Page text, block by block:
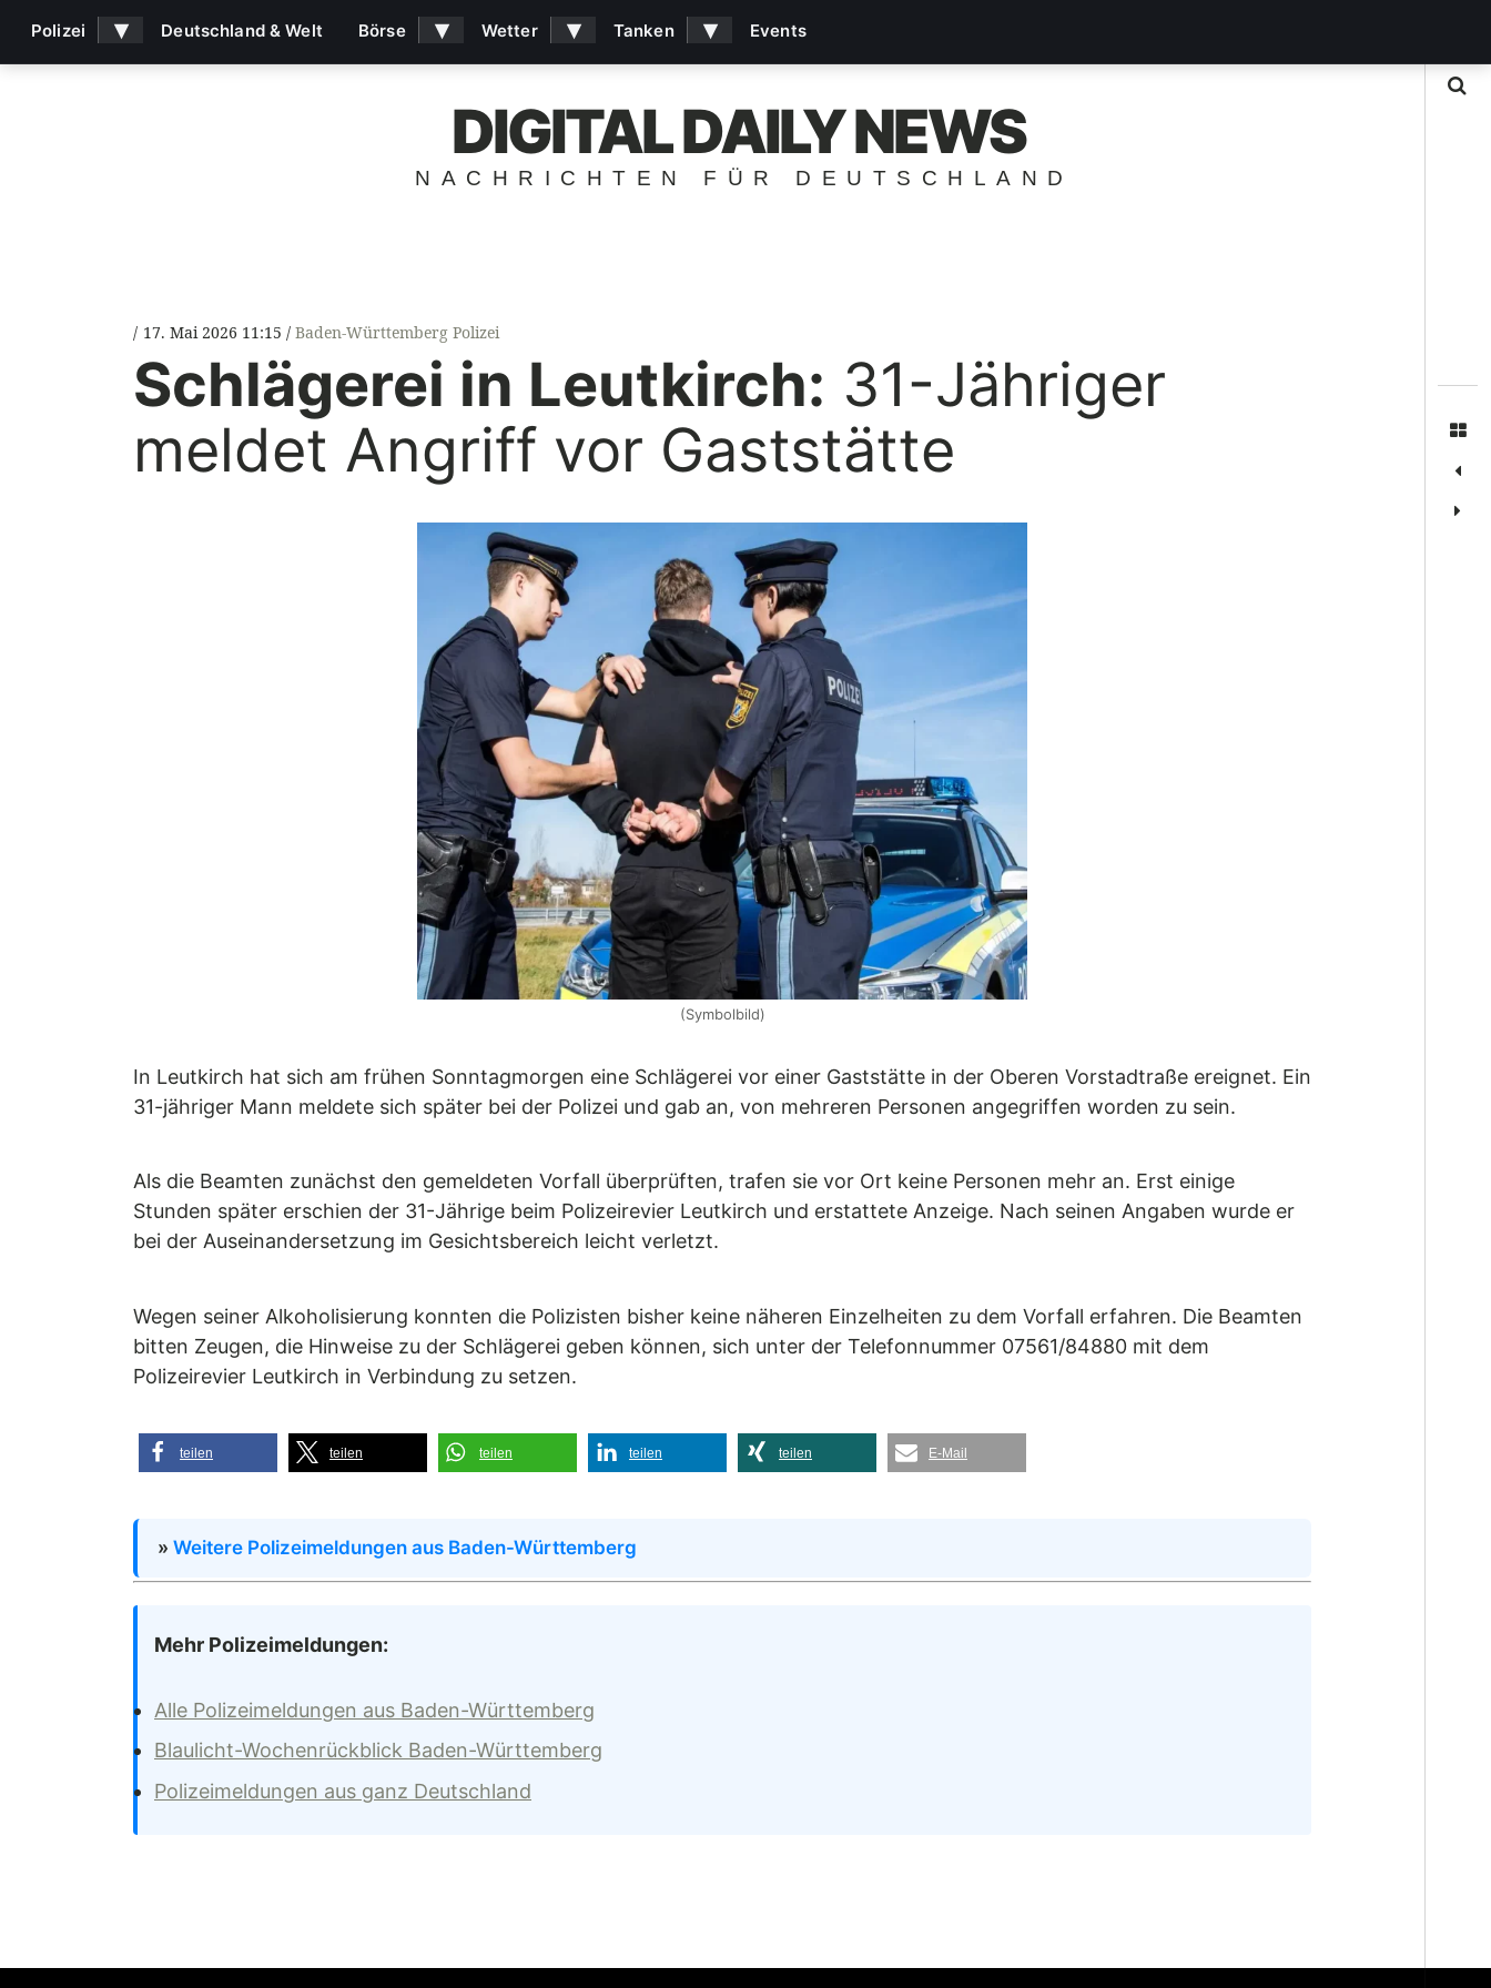
DIGITAL DAILY NEWS
NACHRICHTEN FÜR DEUTSCHLAND
17. Mai 2026 11:15 Baden-Württemberg Polizei
Schlägerei in Leutkirch: 31-Jähriger
meldet Angriff vor Gaststätte
(Symbolbild)
In Leutkirch hat sich am frühen Sonntagmorgen eine Schlägerei vor einer Gaststätte in der Oberen Vorstadtraße ereignet. Ein
31-jähriger Mann meldete sich später bei der Polizei und gab an, von mehreren Personen angegriffen worden zu sein.
Als die Beamten zunächst den gemeldeten Vorfall überprüften, trafen sie vor Ort keine Personen mehr an. Erst einige
Stunden später erschien der 31-Jährige beim Polizeirevier Leutkirch und erstattete Anzeige. Nach seinen Angaben wurde er
bei der Auseinandersetzung im Gesichtsbereich leicht verletzt.
Wegen seiner Alkoholisierung konnten die Polizisten bisher keine näheren Einzelheiten zu dem Vorfall erfahren. Die Beamten
bitten Zeugen, die Hinweise zu der Schlägerei geben können, sich unter der Telefonnummer 07561/84880 mit dem
Polizeirevier Leutkirch in Verbindung zu setzen.
teilen teilen teilen teilen teilen E-Mail
» Weitere Polizeimeldungen aus Baden-Württemberg
Mehr Polizeimeldungen:
Alle Polizeimeldungen aus Baden-Württemberg
Blaulicht-Wochenrückblick Baden-Württemberg
Polizeimeldungen aus ganz Deutschland
Polizei ▾ Deutschland & Welt Börse ▾ Wetter ▾ Tanken ▾ Events